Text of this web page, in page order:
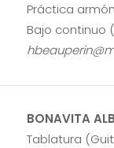
Práctica
Bajo continuo
BONAVITA
Tablatura